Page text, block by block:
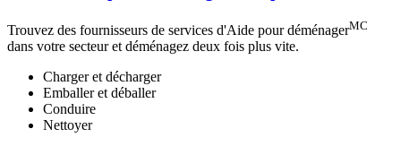
Trouvez des fournisseurs de services d'Aide pour déménagerMC
dans votre secteur et déménagez deux fois plus vite.
Charger et décharger
Emballer et déballer
Conduire
Nettoyer